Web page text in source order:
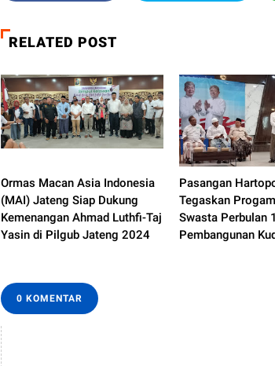
RELATED POST
Ormas Macan Asia Indonesia
(MAI) Jateng Siap Dukung
Kemenangan Ahmad Luthfi-Taj
Yasin di Pilgub Jateng 2024
Pasangan
Tegaskan
Swasta Perbulan
Pembangunan
0 KOMENTAR